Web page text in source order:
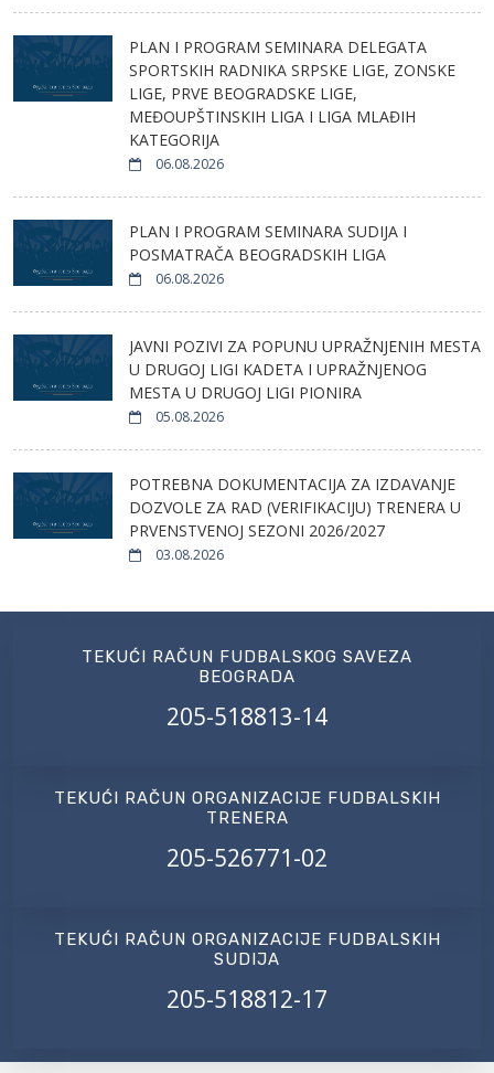
PLAN I PROGRAM SEMINARA DELEGATA
SPORTSKIH RADNIKA SRPSKE LIGE, ZONSKE
LIGE, PRVE BEOGRADSKE LIGE,
MEĐOUPŠTINSKIH LIGA I LIGA MLAĐIH
KATEGORIJA
06.08.2026
PLAN I PROGRAM SEMINARA SUDIJA I
POSMATRAČA BEOGRADSKIH LIGA
06.08.2026
JAVNI POZIVI ZA POPUNU UPRAŽNJENIH MESTA
U DRUGOJ LIGI KADETA I UPRAŽNJENOG
MESTA U DRUGOJ LIGI PIONIRA
05.08.2026
POTREBNA DOKUMENTACIJA ZA IZDAVANJE
DOZVOLE ZA RAD (VERIFIKACIJU) TRENERA U
PRVENSTVENOJ SEZONI 2026/2027
03.08.2026
TEKUĆI RAČUN FUDBALSKOG SAVEZA
BEOGRADA
205-518813-14
TEKUĆI RAČUN ORGANIZACIJE FUDBALSKIH
TRENERA
205-526771-02
TEKUĆI RAČUN ORGANIZACIJE FUDBALSKIH
SUDIJA
205-518812-17